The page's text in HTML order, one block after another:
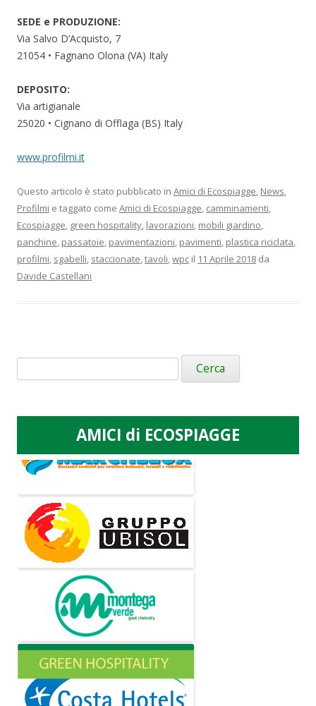
SEDE e PRODUZIONE:
Via Salvo D’Acquisto, 7
21054 • Fagnano Olona (VA) Italy
DEPOSITO:
Via artigianale
25020 • Cignano di Offlaga (BS) Italy
www.profilmi.it
Questo articolo è stato pubblicato in Amici di Ecospiagge, News,
Profilmi e taggato come Amici di Ecospiagge, camminamenti,
Ecospiagge, green hospitality, lavorazioni, mobili giardino,
panchine, passatoie, pavimentazioni, pavimenti, plastica riciclata,
profilmi, sgabelli, staccionate,tavoli,wpc il 11 Aprile 2018 da
Davide Castellani
Ricerca
per:
AMICI di ECOSPIAGGE